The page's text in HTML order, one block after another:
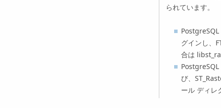
られています。
グインし、
合は
び、
ール ディレ